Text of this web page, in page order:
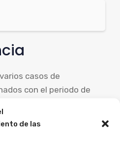
de las
casos de
con el periodo de
había violado los
al aumentar el